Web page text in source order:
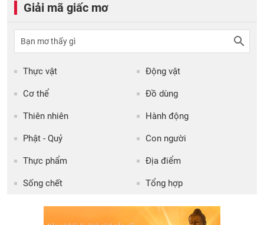
Giải mã giấc mơ
Thực vật Động vật
Cơ thể Đồ dùng
Thiên nhiên Hành động
Phật - Quỷ Con người
Thực phẩm Địa điểm
Sống chết Tổng hợp